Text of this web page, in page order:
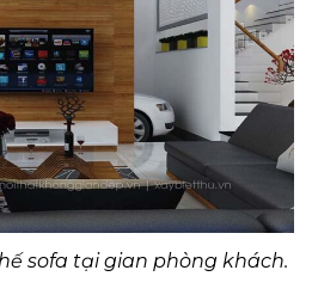
sofa tại gian phòng khách.